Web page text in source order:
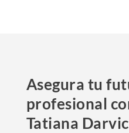
Asegura tu
profesional
Tatiana